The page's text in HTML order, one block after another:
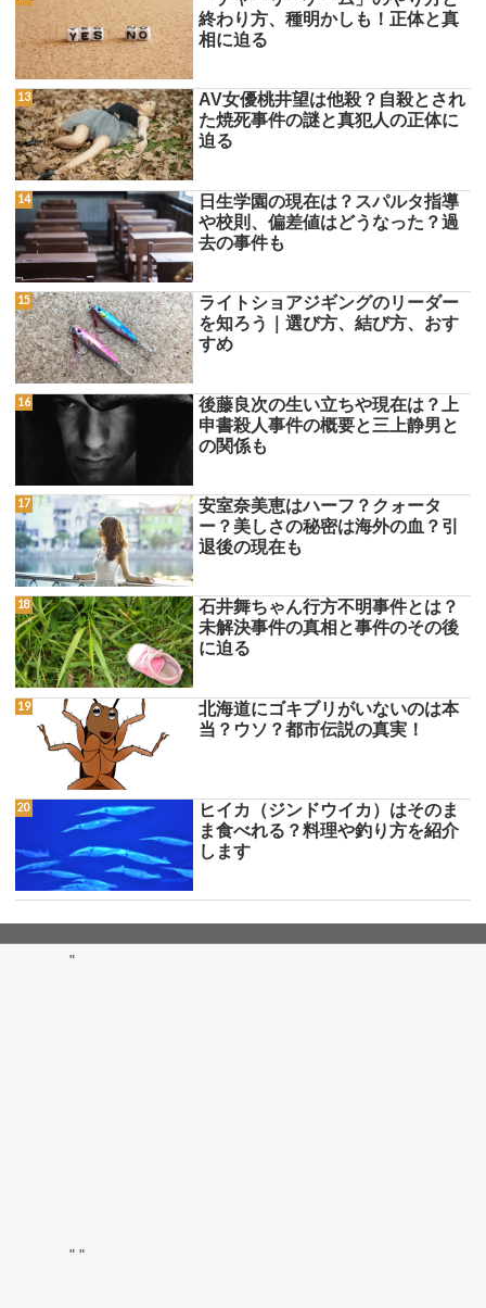
終わり方、種明かしも！正体と真
相に迫る
AV女優桃井望は他殺？自殺とされ
た焼死事件の謎と真犯人の正体に
迫る
日生学園の現在は？スパルタ指導
や校則、偏差値はどうなった？過
去の事件も
ライトショアジギングのリーダー
を知ろう｜選び方、結び方、おす
すめ
後藤良次の生い立ちや現在は？上
申書殺人事件の概要と三上静男と
の関係も
安室奈美恵はハーフ？クォータ
ー？美しさの秘密は海外の血？引
退後の現在も
石井舞ちゃん行方不明事件とは？
未解決事件の真相と事件のその後
に迫る
北海道にゴキブリがいないのは本
当？ウソ？都市伝説の真実！
ヒイカ（ジンドウイカ）はそのま
ま食べれる？料理や釣り方を紹介
します
"
" "